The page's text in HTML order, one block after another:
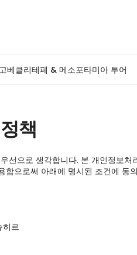
고베클리테페 & 메소포타미아 투어
책
으로 생각합니다. 본 개인정보처
으로써 아래에 명시된 조건에 동
히르